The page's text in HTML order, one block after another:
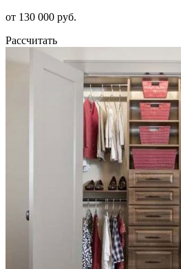
от 130 000 руб.
Рассчитать